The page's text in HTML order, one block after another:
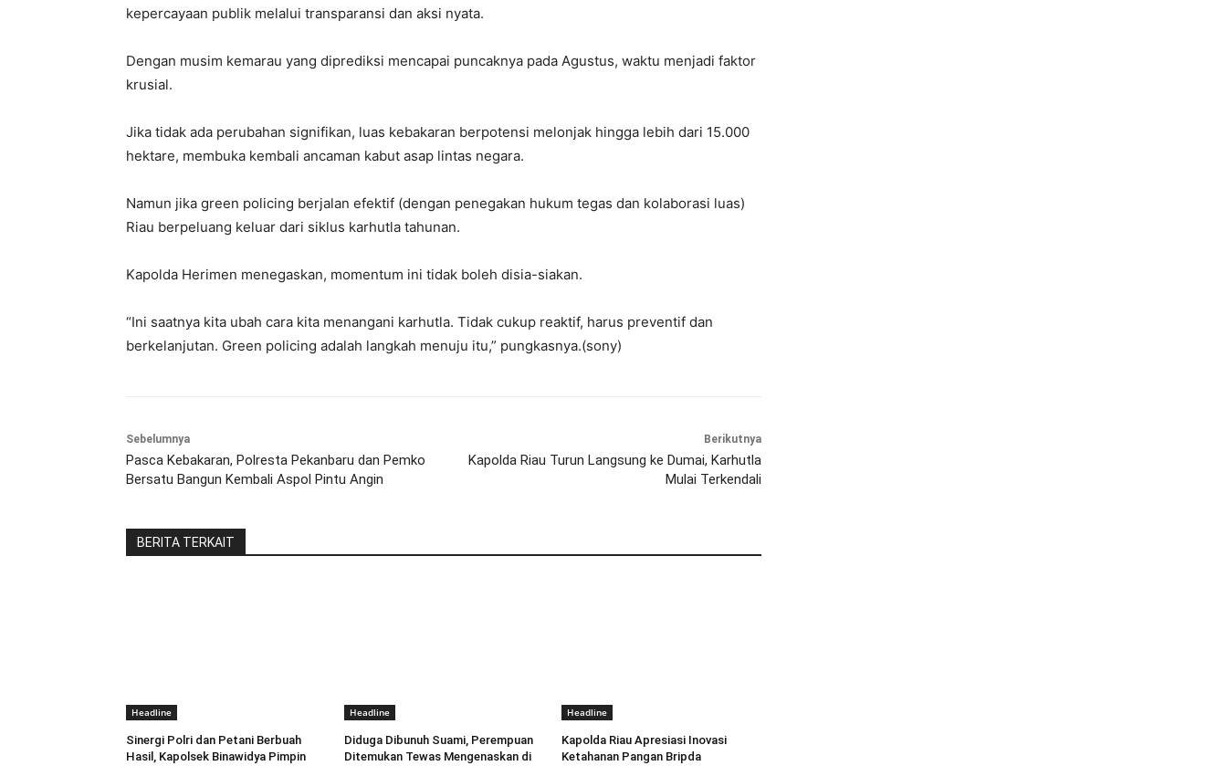
kepercayaan publik melalui transparansi dan aksi nyata.
Dengan musim kemarau yang diprediksi mencapai puncaknya pada Agustus, waktu menjadi faktor
krusial.
Jika tidak ada perubahan signifikan, luas kebakaran berpotensi melonjak hingga lebih dari 15.000
hektare, membuka kembali ancaman kabut asap lintas negara.
Namun jika green policing berjalan efektif (dengan penegakan hukum tegas dan kolaborasi luas)
Riau berpeluang keluar dari siklus karhutla tahunan.
Kapolda Herimen menegaskan, momentum ini tidak boleh disia-siakan.
“Ini saatnya kita ubah cara kita menangani karhutla. Tidak cukup reaktif, harus preventif dan
berkelanjutan. Green policing adalah langkah menuju itu,” pungkasnya.(sony)
Sebelumnya
Pasca Kebakaran, Polresta Pekanbaru dan Pemko
Bersatu Bangun Kembali Aspol Pintu Angin
Berikutnya
Kapolda Riau Turun Langsung ke Dumai, Karhutla
Mulai Terkendali
BERITA TERKAIT
Headline
Sinergi Polri dan Petani Berbuah
Hasil, Kapolsek Binawidya Pimpin
Headline
Diduga Dibunuh Suami, Perempuan
Ditemukan Tewas Mengenaskan di
Headline
Kapolda Riau Apresiasi Inovasi
Ketahanan Pangan Bripda